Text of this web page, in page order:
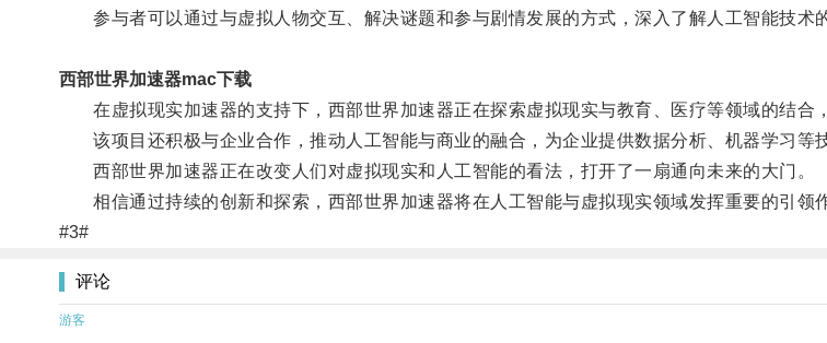
参与者可以通过与虚拟人物交互、解决谜题和参与剧情发展的方式，深入了解人工智能技术
西部世界加速器mac下载
在虚拟现实加速器的支持下，西部世界加速器正在探索虚拟现实与教育、医疗等领域的结合
该项目还积极与企业合作，推动人工智能与商业的融合，为企业提供数据分析、机器学习等
西部世界加速器正在改变人们对虚拟现实和人工智能的看法，打开了一扇通向未来的大门。
相信通过持续的创新和探索，西部世界加速器将在人工智能与虚拟现实领域发挥重要的引领
#3#
评论
游客